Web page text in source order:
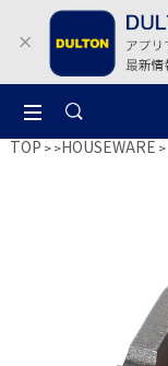
TOP >HOUSEWARE